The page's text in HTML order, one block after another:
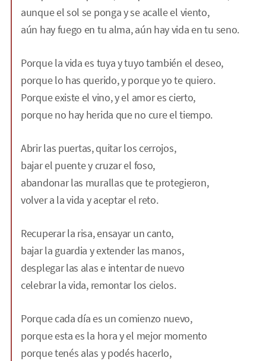
aunque el sol se ponga y se acalle el viento,
aún hay fuego en tu alma, aún hay vida en tu seno.
Porque la vida es tuya y tuyo también el deseo,
porque lo has querido, y porque yo te quiero.
Porque existe el vino, y el amor es cierto,
porque no hay herida que no cure el tiempo.
Abrir las puertas, quitar los cerrojos,
bajar el puente y cruzar el foso,
abandonar las murallas que te protegieron,
volver a la vida y aceptar el reto.
Recuperar la risa, ensayar un canto,
bajar la guardia y extender las manos,
desplegar las alas e intentar de nuevo
celebrar la vida, remontar los cielos.
Porque cada día es un comienzo nuevo,
porque esta es la hora y el mejor momento
porque tenés alas y podés hacerlo,